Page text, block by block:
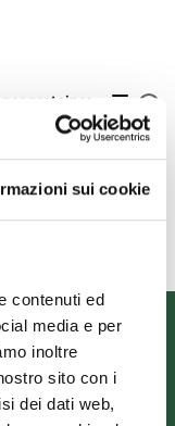
sui cookie
contenuti ed
media e per
inoltre
sito con i
dei dati web,
proteine: